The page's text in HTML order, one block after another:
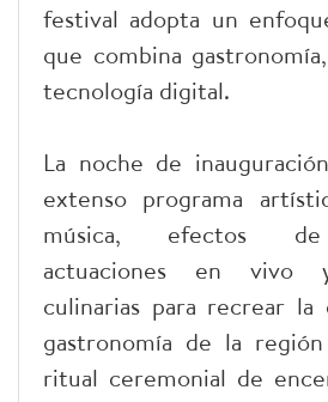
festival adopta un
que combina
tecnología digital.
La noche de
extenso programa
música, efectos de
actuaciones en vivo
culinarias para recrear
gastronomía de la
ritual ceremonial de